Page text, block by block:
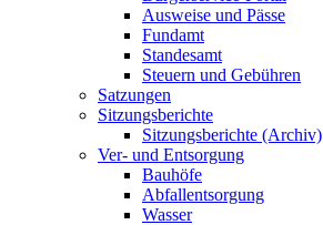
Ausweise und Pässe
Fundamt
Standesamt
Steuern und Gebühren
Satzungen
Sitzungsberichte
Sitzungsberichte (Archiv)
Ver- und Entsorgung
Bauhöfe
Abfallentsorgung
Wasser